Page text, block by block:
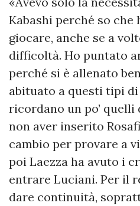
Kabashi perché so che
giocare, anche se a
difficoltà. Ho puntato
perché si è allenato
abituato a questi tipi
ricordano un po’ quelli
non aver inserito
cambio per provare a
poi Laezza ha avuto i
entrare Luciani. Per il
dare continuità,